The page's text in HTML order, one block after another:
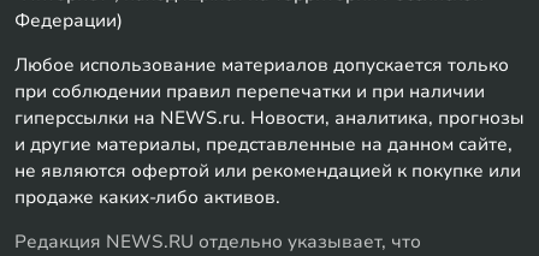
Федерации)
Любое использование материалов допускается только
при соблюдении правил перепечатки и при наличии
гиперссылки на NEWS.ru. Новости, аналитика, прогнозы
и другие материалы, представленные на данном сайте,
не являются офертой или рекомендацией к покупке или
продаже каких-либо активов.
Редакция NEWS.RU отдельно указывает, что